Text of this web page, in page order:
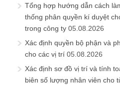
Tổng hợp hướng dẫn cách
thống phân quyền kí duyệt
trong công ty 05.08.2026
Xác định quyền bộ phận và
cho các vị trí 05.08.2026
Xác định sơ đồ vị trí và tính
biên số lượng nhân viên cho